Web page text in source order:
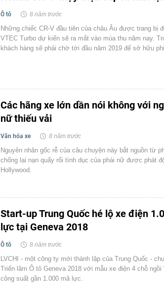
Ô tô 8 năm trước
Những chiếc CR-V đầu tiên của châu Âu được trang bị
VTEC Turbo dự kiến ​​sẽ ra mắt vào mùa thu năm nay.
khách hàng sẽ phải chờ tới đầu năm 2019 để sở hữu
Các hãng xe lớn dần nói không với
nữ thiếu vải
Văn hóa xe 8 năm trước
Nguyên nhân gốc rễ của câu chuyện này bắt nguồn từ
chống lại nạn quấy rối tình dục của phái nữ được phát
Hollywood.
Start-up Trung Quốc hé lộ xe điện
lực tại Geneva 2018
Ô tô 8 năm trước
LVCHI - một công ty mới thành lập của Trung Quốc -
Triển lãm Ô tô Geneva 2018 với mẫu xe điện 4 chỗ ngồi
công suất gần 1.000 mã lực.